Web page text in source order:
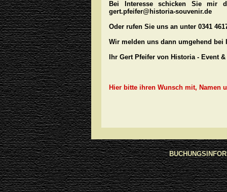
Bei Interesse schicken Sie mir
gert.pfeifer@historia-souvenir.de
Oder rufen Sie uns an unter 0341
Wir melden uns dann umgehend bei
Ihr Gert Pfeifer von Historia - Event
Hier bitte ihren Wunsch mit, Namen